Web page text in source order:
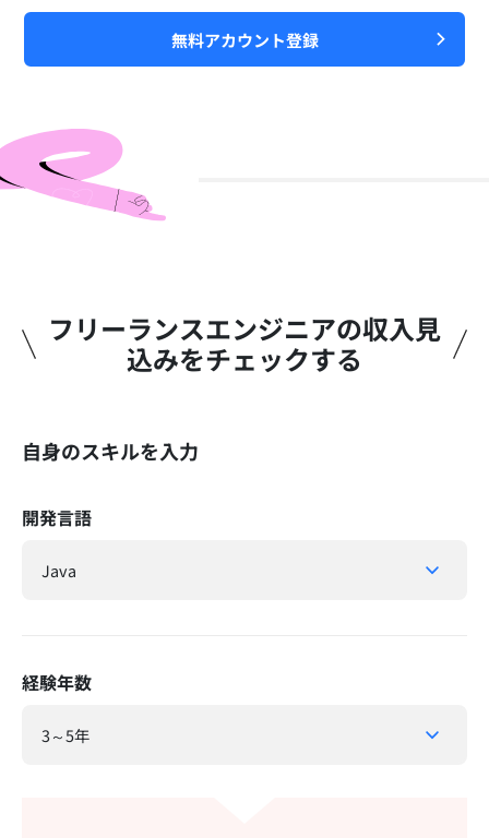
無料アカウント登録
フリーランスエンジニアの収入見
込みをチェックする​
自身のスキルを入力
開発言語
経験年数